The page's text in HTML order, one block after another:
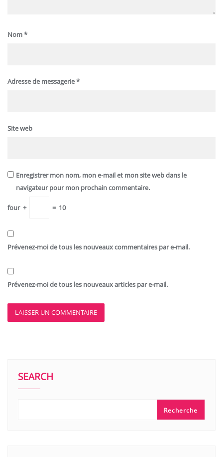
Nom*
Adresse de messagerie*
Site web
Enregistrer mon nom, mon e-mail et mon site web dans le
navigateur pour mon prochain commentaire.
four + = 10
Prévenez-moi de tous les nouveaux commentaires par e-mail.
Prévenez-moi de tous les nouveaux articles par e-mail.
SEARCH
Recherche